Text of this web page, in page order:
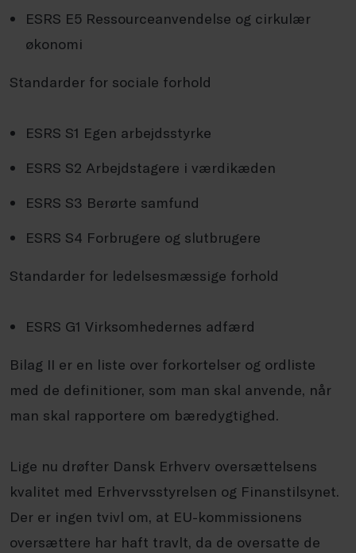
ESRS E5 Ressourceanvendelse og cirkulær
økonomi
Standarder for sociale forhold
ESRS S1 Egen arbejdsstyrke
ESRS S2 Arbejdstagere i værdikæden
ESRS S3 Berørte samfund
ESRS S4 Forbrugere og slutbrugere
Standarder for ledelsesmæssige forhold
ESRS G1 Virksomhedernes adfærd
Bilag II er en liste over forkortelser og ordliste
med de definitioner, som man skal anvende, når
man skal rapportere om bæredygtighed.
Lige nu drøfter Dansk Erhverv oversættelsens
kvalitet med Erhvervsstyrelsen og Finanstilsynet.
Der er ingen tvivl om, at EU-kommissionens
oversættere har haft travlt, da de oversatte de